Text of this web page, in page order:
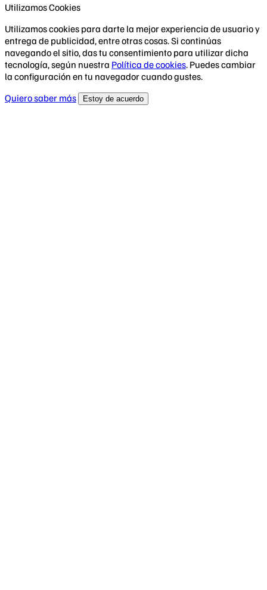
Utilizamos Cookies
Utilizamos cookies para darte la mejor experiencia de usuario y
entrega de publicidad, entre otras cosas. Si continúas
navegando el sitio, das tu consentimiento para utilizar dicha
tecnología, según nuestra Política de cookies. Puedes cambiar
la configuración en tu navegador cuando gustes.
Quiero saber más
Estoy de acuerdo